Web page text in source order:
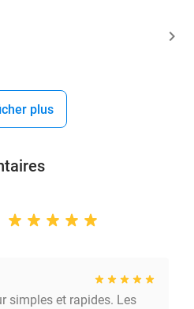
plus
simples et rapides. Les